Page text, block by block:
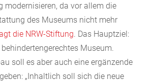
modernisieren, da vor allem die
des Museums nicht mehr
die NRW-Stiftung. Das Hauptziel:
Museum.
soll es aber auch eine ergänzende
„Inhaltlich soll sich die neue